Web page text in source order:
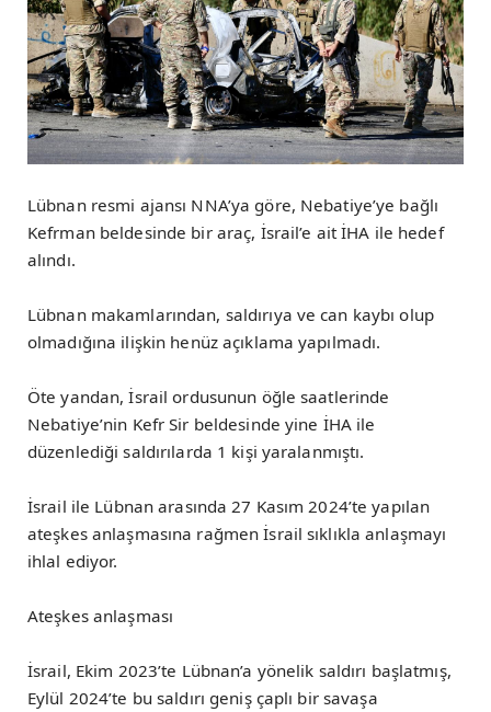
Lübnan resmi ajansı NNA’ya göre, Nebatiye’ye bağlı
Kefrman beldesinde bir araç, İsrail’e ait İHA ile hedef
alındı.
Lübnan makamlarından, saldırıya ve can kaybı olup
olmadığına ilişkin henüz açıklama yapılmadı.
Öte yandan, İsrail ordusunun öğle saatlerinde
Nebatiye’nin Kefr Sir beldesinde yine İHA ile
düzenlediği saldırılarda 1 kişi yaralanmıştı.
İsrail ile Lübnan arasında 27 Kasım 2024’te yapılan
ateşkes anlaşmasına rağmen İsrail sıklıkla anlaşmayı
ihlal ediyor.
Ateşkes anlaşması
İsrail, Ekim 2023’te Lübnan’a yönelik saldırı başlatmış,
Eylül 2024’te bu saldırı geniş çaplı bir savaşa